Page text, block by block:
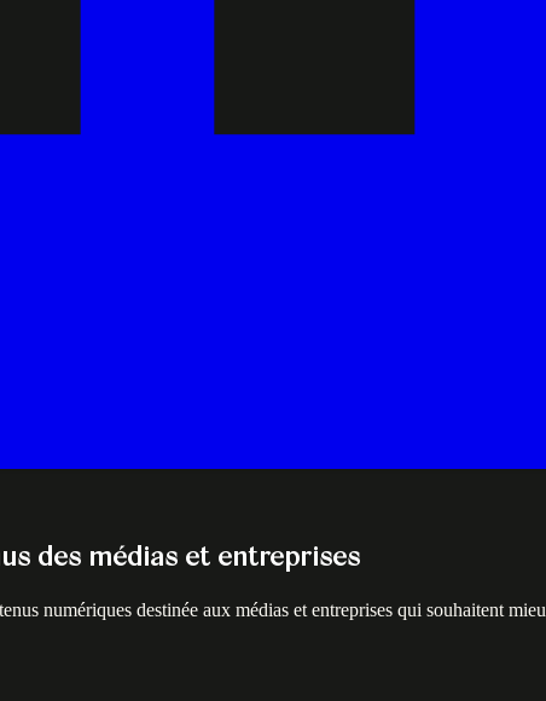
des médias et entreprises
numériques destinée aux médias et entreprises qui souhaitent